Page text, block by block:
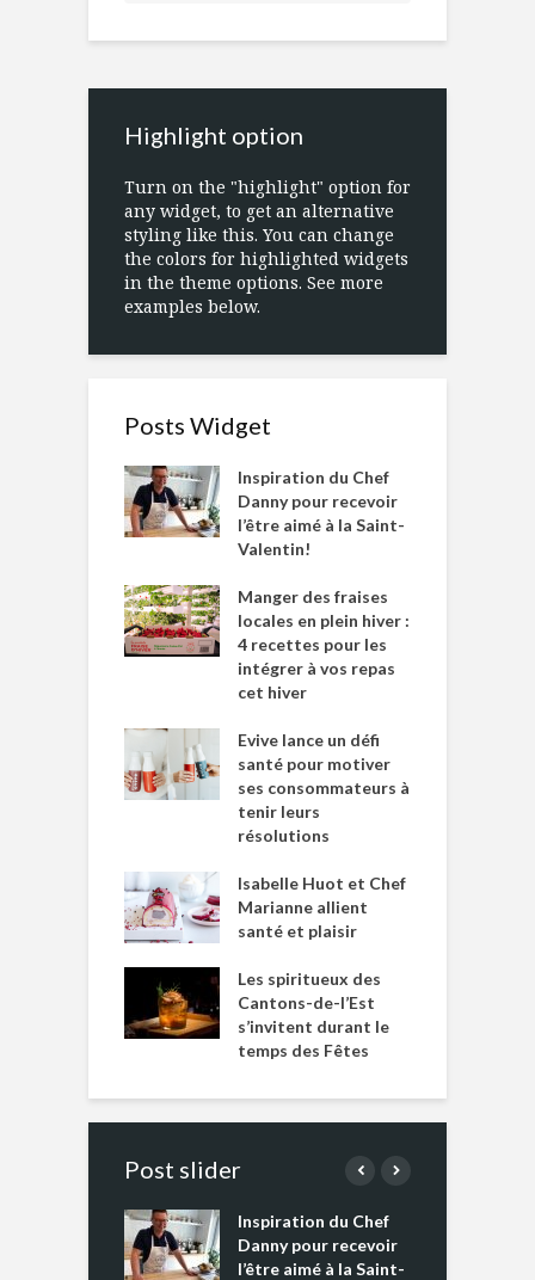
Highlight option
Turn on the "highlight" option for
any widget, to get an alternative
styling like this. You can change
the colors for highlighted widgets
in the theme options. See more
examples below.
Posts Widget
Inspiration du Chef
Danny pour recevoir
l’être aimé à la Saint-
Valentin!
Manger des fraises
locales en plein hiver :
4 recettes pour les
intégrer à vos repas
cet hiver
Evive lance un défi
santé pour motiver
ses consommateurs à
tenir leurs
résolutions
Isabelle Huot et Chef
Marianne allient
santé et plaisir
Les spiritueux des
Cantons-de-l’Est
s’invitent durant le
temps des Fêtes
Post slider
Inspiration du Chef
Danny pour recevoir
l’être aimé à la Saint-